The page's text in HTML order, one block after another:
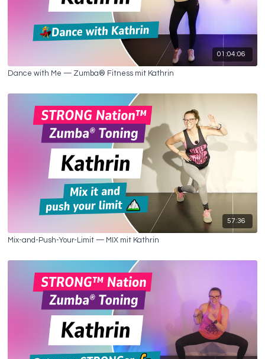
01:04:06
Dance with Me — Zumba® Fitness mit Kathrin
57:36
Mix-and-Push-Your-Limit — MIX mit Kathrin